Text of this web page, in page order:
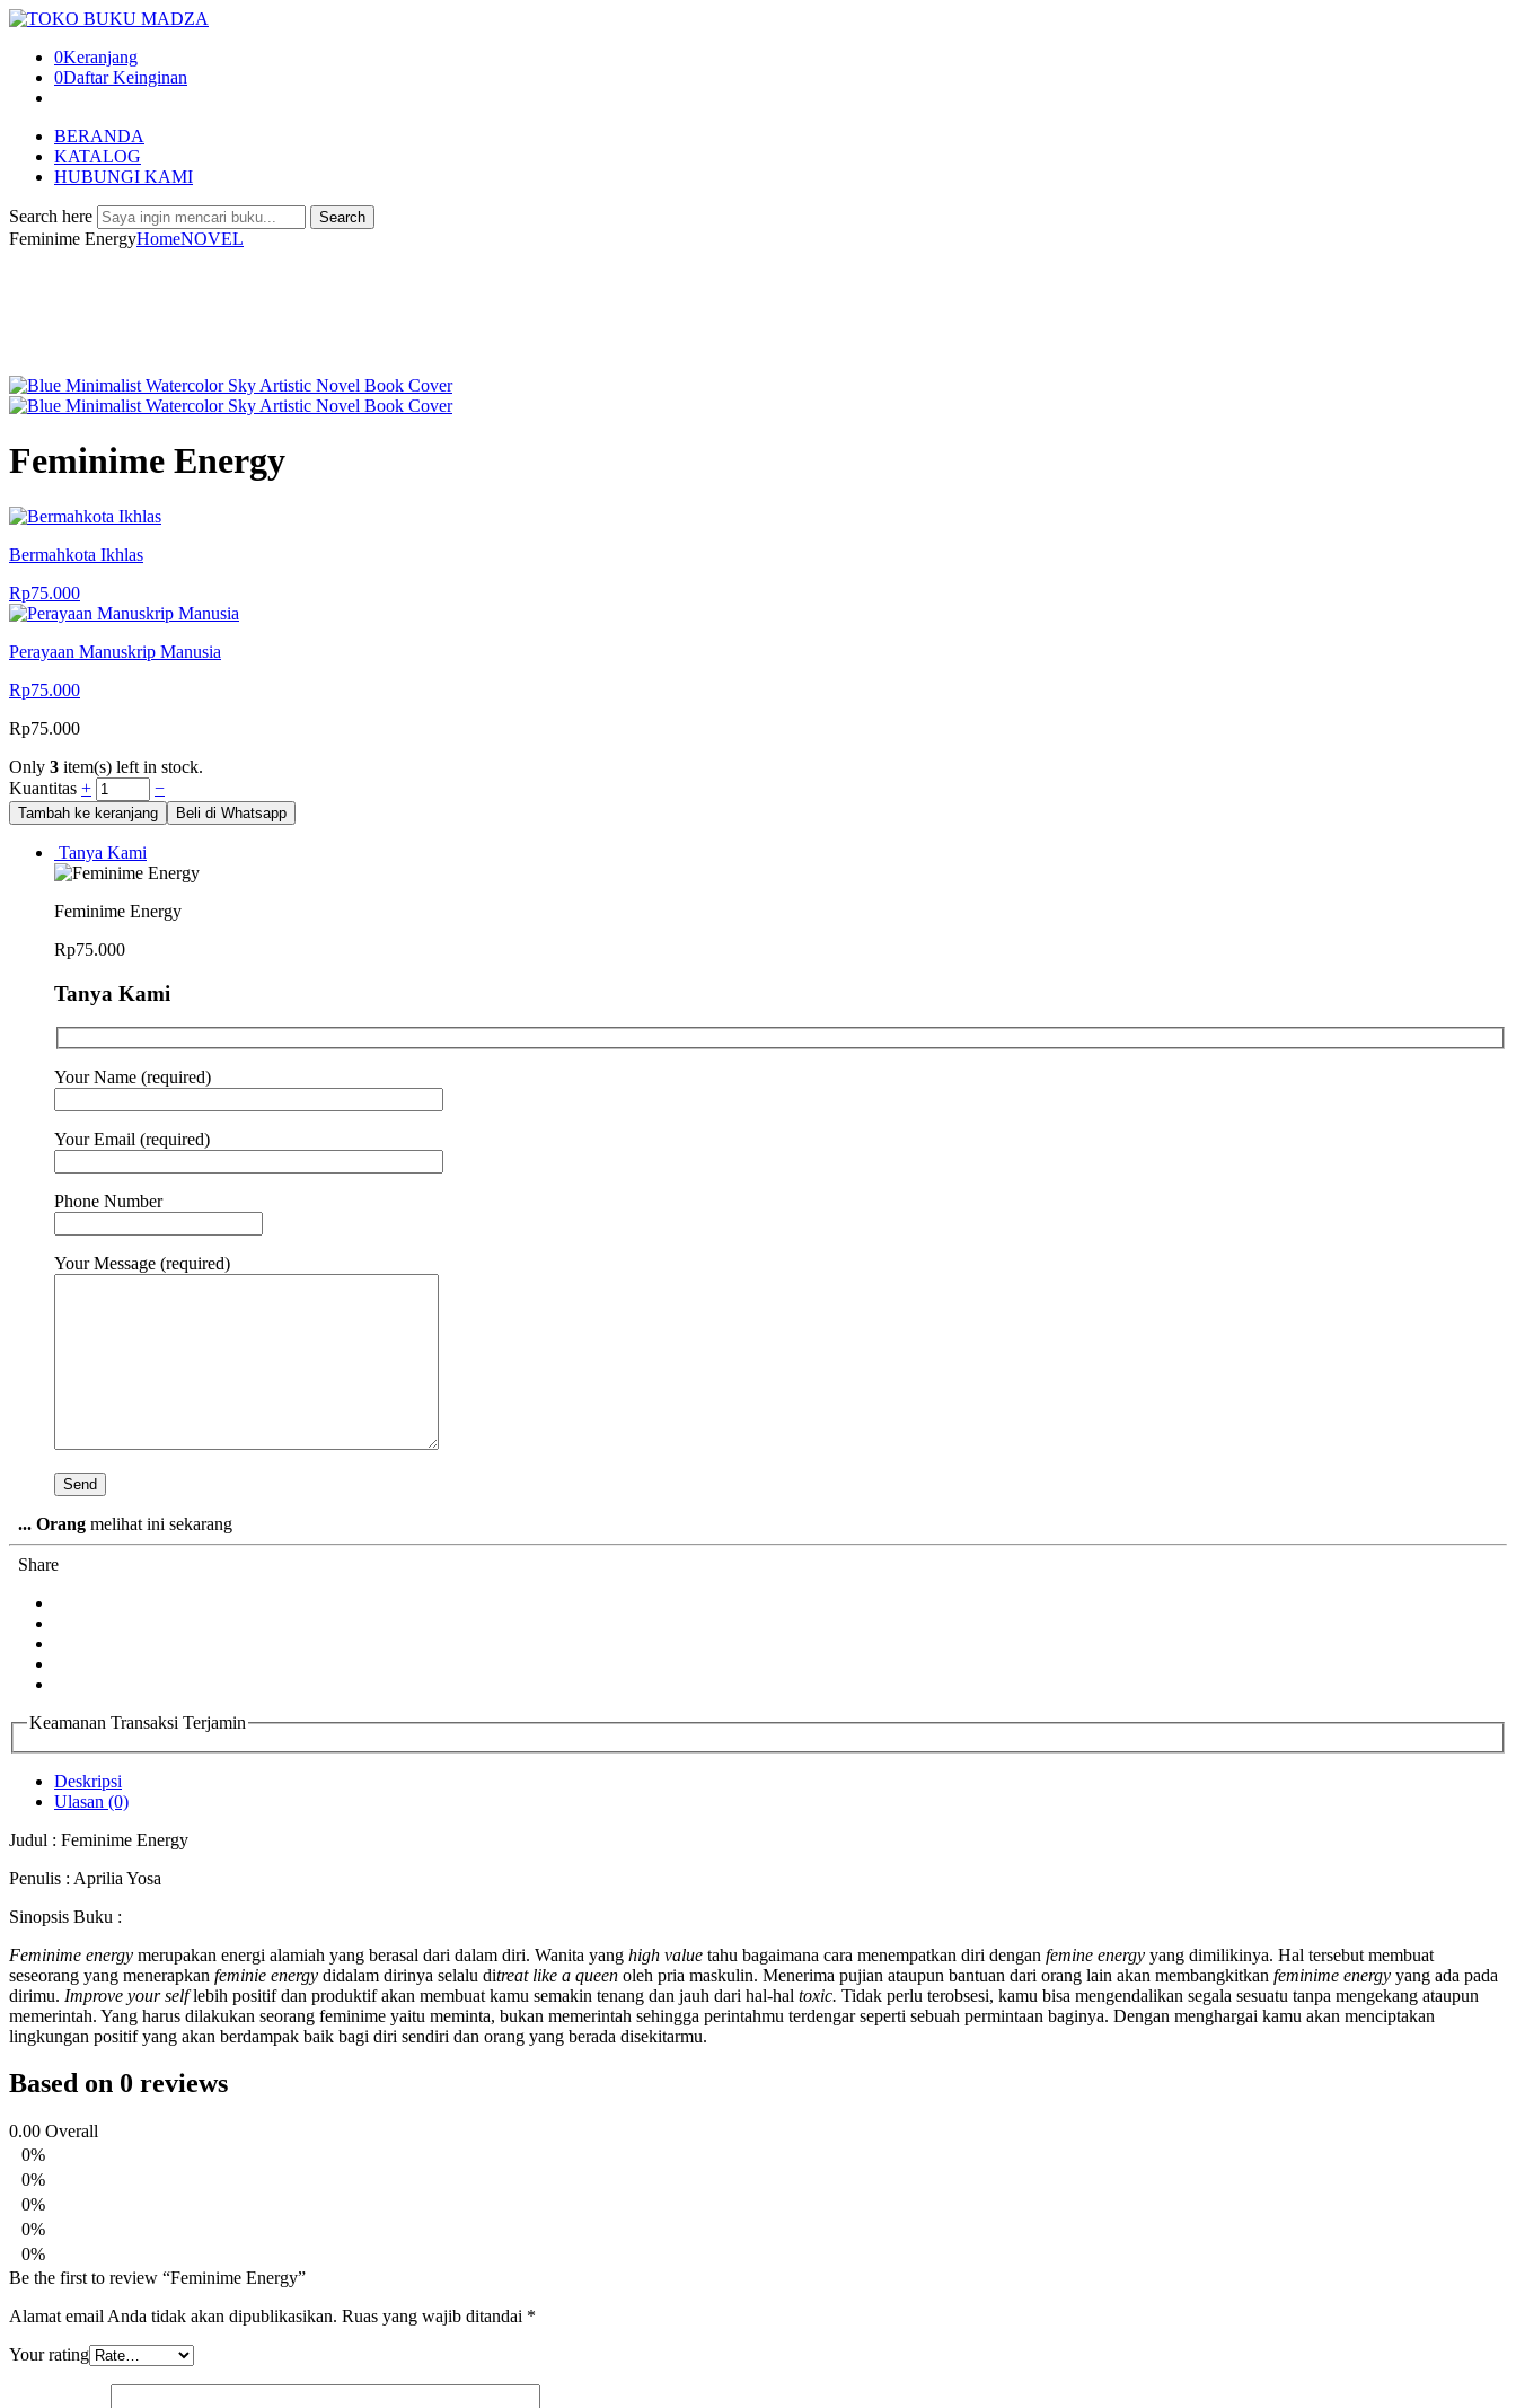
0Keranjang
0Daftar Keinginan
BERANDA
KATALOG
HUBUNGI KAMI
Search here Search
Feminime EnergyHomeNOVEL
Feminime Energy
Bermahkota Ikhlas
Rp75.000
Perayaan Manuskrip Manusia
Rp75.000
Rp75.000
Only 3 item(s) left in stock.
Kuantitas + −
Tambah ke keranjang Beli di Whatsapp
Tanya Kami
Feminime Energy
Rp75.000
Tanya Kami
Your Name (required)
Your Email (required)
Phone Number
Your Message (required)
... Orang melihat ini sekarang
Share
Keamanan Transaksi Terjamin
Deskripsi
Ulasan (0)
Judul : Feminime Energy
Penulis : Aprilia Yosa
Sinopsis Buku :
Feminime energy merupakan energi alamiah yang berasal dari dalam diri. Wanita yang high value tahu bagaimana cara menempatkan diri dengan femine energy yang dimilikinya. Hal tersebut membuat
seseorang yang menerapkan feminie energy didalam dirinya selalu ditreat like a queen oleh pria maskulin. Menerima pujian ataupun bantuan dari orang lain akan membangkitkan feminime energy yang ada pada
dirimu. Improve your selflebih positif dan produktif akan membuat kamu semakin tenang dan jauh dari hal-hal toxic. Tidak perlu terobsesi, kamu bisa mengendalikan segala sesuatu tanpa mengekang ataupun
memerintah. Yang harus dilakukan seorang feminime yaitu meminta, bukan memerintah sehingga perintahmu terdengar seperti sebuah permintaan baginya. Dengan menghargai kamu akan menciptakan
lingkungan positif yang akan berdampak baik bagi diri sendiri dan orang yang berada disekitarmu.
Based on 0 reviews
0.00 Overall
0%
0%
0%
0%
0%
Be the first to review “Feminime Energy”
Alamat email Anda tidak akan dipublikasikan. Ruas yang wajib ditandai *
Your rating